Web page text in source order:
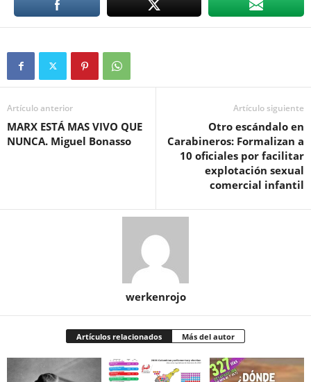
Artículo anterior
MARX ESTÁ MAS VIVO QUE
NUNCA. Miguel Bonasso
Artículo siguiente
Otro escándalo en
Carabineros: Formalizan a
10 oficiales por facilitar
explotación sexual
comercial infantil
werkenrojo
Artículos relacionados Más del autor